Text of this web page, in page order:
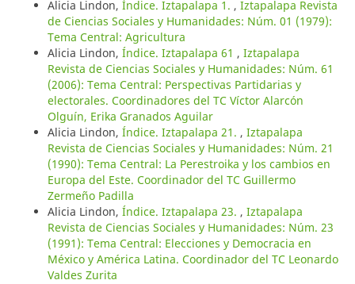
Alicia Lindon, Índice. Iztapalapa 1. , Iztapalapa Revista
de Ciencias Sociales y Humanidades: Núm. 01 (1979):
Tema Central: Agricultura
Alicia Lindon, Índice. Iztapalapa 61 , Iztapalapa
Revista de Ciencias Sociales y Humanidades: Núm. 61
(2006): Tema Central: Perspectivas Partidarias y
electorales. Coordinadores del TC Víctor Alarcón
Olguín, Erika Granados Aguilar
Alicia Lindon, Índice. Iztapalapa 21. , Iztapalapa
Revista de Ciencias Sociales y Humanidades: Núm. 21
(1990): Tema Central: La Perestroika y los cambios en
Europa del Este. Coordinador del TC Guillermo
Zermeño Padilla
Alicia Lindon, Índice. Iztapalapa 23. , Iztapalapa
Revista de Ciencias Sociales y Humanidades: Núm. 23
(1991): Tema Central: Elecciones y Democracia en
México y América Latina. Coordinador del TC Leonardo
Valdes Zurita